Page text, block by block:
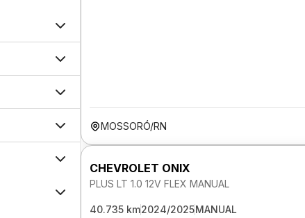
MOSSORÓ/RN
CHEVROLET ONIX
PLUS LT 1.0 12V FLEX MANUAL
40.735 km2024/2025MANUAL